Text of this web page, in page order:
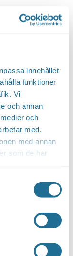
innehållet
funktioner
Vi
och annan
och
med.
med annan
som de har